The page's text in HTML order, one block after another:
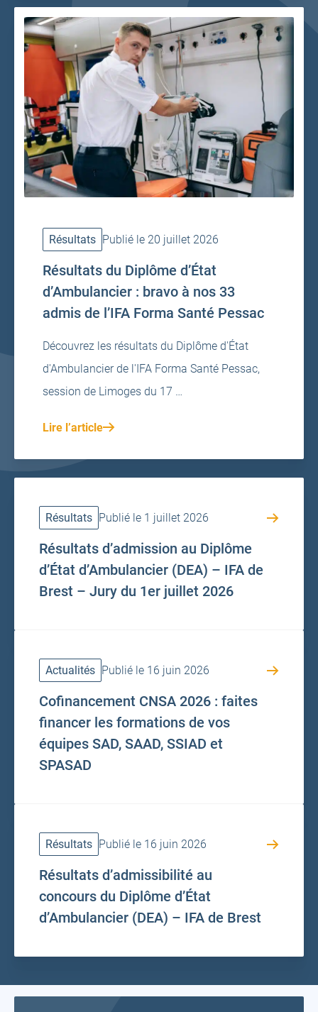
Résultats Publié le 20 juillet 2026
Résultats du Diplôme d’État
d’Ambulancier : bravo à nos 33
admis de l’IFA Forma Santé Pessac
Découvrez les résultats du Diplôme d'État
d'Ambulancier de l'IFA Forma Santé Pessac,
session de Limoges du 17 …
Lire l’article
Résultats Publié le 1 juillet 2026
Résultats d’admission au Diplôme
d’État d’Ambulancier (DEA) – IFA de
Brest – Jury du 1er juillet 2026
Actualités Publié le 16 juin 2026
Cofinancement CNSA 2026 : faites
financer les formations de vos
équipes SAD, SAAD, SSIAD et
SPASAD
Résultats Publié le 16 juin 2026
Résultats d’admissibilité au
concours du Diplôme d’État
d’Ambulancier (DEA) – IFA de Brest